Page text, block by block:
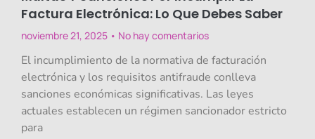
Factura Electrónica: Lo Que Debes Saber
noviembre 21, 2025 No hay comentarios
El incumplimiento de la normativa de facturación
electrónica y los requisitos antifraude conlleva
sanciones económicas significativas. Las leyes
actuales establecen un régimen sancionador estricto
para